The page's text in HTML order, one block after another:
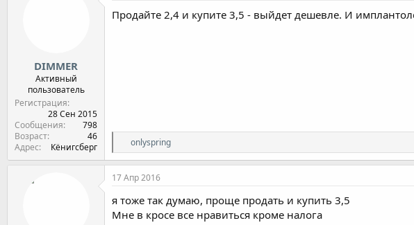
DIMMER
Активный
пользователь
Регистрация
28 Сен 2015
Сообщения
798
Возраст
46
Адрес
Кёнигсберг
Продайте 2,4 и купите 3,5 - выйдет дешевле. И
Р
е
а
к
ц
и
и
:
onlyspring
17 Апр 2016
я тоже так думаю, проще продать и купить 3,5
Мне в кросе все нравиться кроме налога